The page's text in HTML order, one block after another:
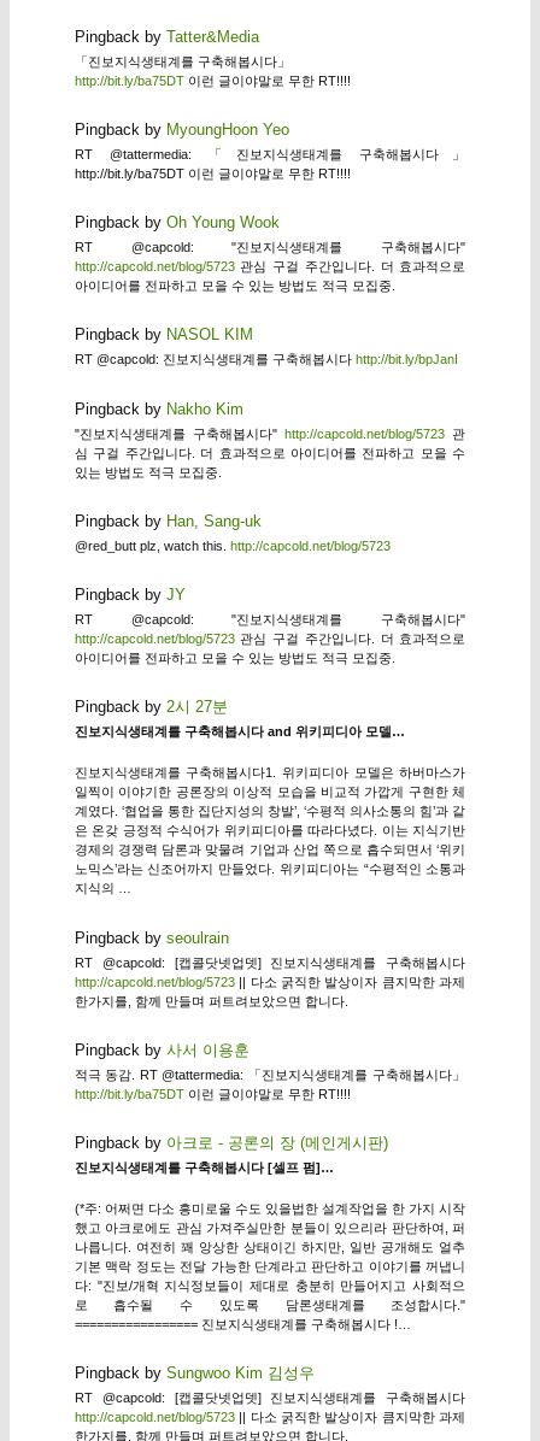
Pingback by Tatter&Media
「진보지식생태계를 구축해봅시다」
http://bit.ly/ba75DT이런 글이야말로 무한 RT!!!!
Pingback by MyoungHoon Yeo
RT @tattermedia: 「진보지식생태계를 구축해봅시다」
http://bit.ly/ba75DT 이런 글이야말로 무한 RT!!!!
Pingback by Oh Young Wook
RT @capcold: "진보지식생태계를 구축해봅시다"
http://capcold.net/blog/5723관심 구걸 주간입니다. 더 효과적으로
아이디어를 전파하고 모을 수 있는 방법도 적극 모집중.
Pingback by NASOL KIM
RT @capcold: 진보지식생태계를 구축해봅시다 http://bit.ly/bpJanI
Pingback by Nakho Kim
"진보지식생태계를 구축해봅시다"http://capcold.net/blog/5723 관
심 구걸 주간입니다. 더 효과적으로 아이디어를 전파하고 모을 수
있는 방법도 적극 모집중.
Pingback by Han, Sang-uk
@red_butt plz, watch this. http://capcold.net/blog/5723
Pingback by JY
RT @capcold: "진보지식생태계를 구축해봅시다"
http://capcold.net/blog/5723관심 구걸 주간입니다. 더 효과적으로
아이디어를 전파하고 모을 수 있는 방법도 적극 모집중.
Pingback by 2시 27분
진보지식생태계를 구축해봅시다 and 위키피디아 모델…
진보지식생태계를 구축해봅시다1. 위키피디아 모델은 하버마스가
일찍이 이야기한 공론장의 이상적 모습을 비교적 가깝게 구현한 체
계였다. ‘협업을 통한 집단지성의 창발’, ‘수평적 의사소통의 힘’과 같
은 온갖 긍정적 수식어가 위키피디아를 따라다녔다. 이는 지식기반
경제의 경쟁력 담론과 맞물려 기업과 산업 쪽으로 흡수되면서 ‘위키
노믹스’라는 신조어까지 만들었다. 위키피디아는 “수평적인 소통과
지식의 …
Pingback by seoulrain
RT @capcold: [캡콜닷넷업뎃] 진보지식생태계를 구축해봅시다
http://capcold.net/blog/5723|| 다소 굵직한 발상이자 큼지막한 과제
한가지를, 함께 만들며 퍼트려보았으면 합니다.
Pingback by 사서 이용훈
적극 동감. RT @tattermedia: 「진보지식생태계를 구축해봅시다」
http://bit.ly/ba75DT이런 글이야말로 무한 RT!!!!
Pingback by 아크로 - 공론의 장 (메인게시판)
진보지식생태계를 구축해봅시다 [셀프 펌]…
(*주: 어쩌면 다소 흥미로울 수도 있을법한 설계작업을 한 가지 시작
했고 아크로에도 관심 가져주실만한 분들이 있으리라 판단하여, 퍼
나릅니다. 여전히 꽤 앙상한 상태이긴 하지만, 일반 공개해도 얼추
기본 맥락 정도는 전달 가능한 단계라고 판단하고 이야기를 꺼냅니
다: "진보/개혁 지식정보들이 제대로 충분히 만들어지고 사회적으
로 흡수될 수 있도록 담론생태계를 조성합시다."
================= 진보지식생태계를 구축해봅시다 !…
Pingback by Sungwoo Kim 김성우
RT @capcold: [캡콜닷넷업뎃] 진보지식생태계를 구축해봅시다
http://capcold.net/blog/5723|| 다소 굵직한 발상이자 큼지막한 과제
한가지를, 함께 만들며 퍼트려보았으면 합니다.